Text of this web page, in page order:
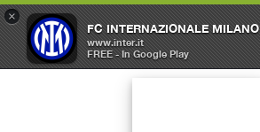
×
FC INTERNAZIONALE MILANO
www.inter.it
FREE - In Google Play
OPEN
MENU
Allenatori Inter